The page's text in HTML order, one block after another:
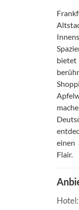
bietet
einen
Flair.
Hotel